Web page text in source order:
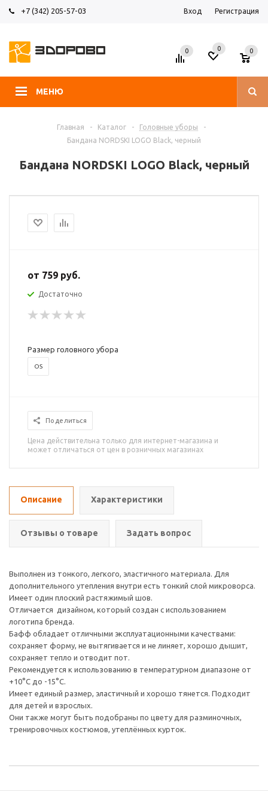
+7 (342) 205-57-03 Вход Регистрация
МЕНЮ
0 0 0
Главная - Каталог - Головные уборы
-
Бандана NORDSKI LOGO Black, черный
Бандана NORDSKI LOGO Black, черный
от 759 руб.
Достаточно
Размер головного убора
OS
Поделиться
Цена действительна только для интернет-магазина и
может отличаться от цен в розничных магазинах
Описание Характеристики
Отзывы о товаре Задать вопрос
Выполнен из тонкого, легкого, эластичного материала. Для
дополнительного утепления внутри есть тонкий слой микроворса.
Имеет один плоский растяжимый шов.
Отличается дизайном, который создан с использованием
логотипа бренда.
Бафф обладает отличными эксплуатационными качествами:
сохраняет форму, не вытягивается и не линяет, хорошо дышит,
сохраняет тепло и отводит пот.
Рекомендуется к использованию в температурном диапазоне от
+10°С до -15°С.
Имеет единый размер, эластичный и хорошо тянется. Подходит
для детей и взрослых.
Они также могут быть подобраны по цвету для разминочных,
тренировочных костюмов, утеплённых курток.